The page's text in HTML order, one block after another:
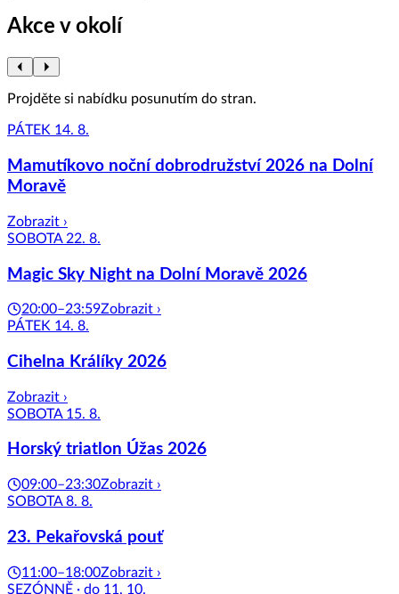
Akce v okolí
Projděte si nabídku posunutím do stran.
PÁTEK 14. 8.
Mamutíkovo noční dobrodružství 2026 na Dolní
Moravě
Zobrazit ›
SOBOTA 22. 8.
Magic Sky Night na Dolní Moravě 2026
20:00–23:59Zobrazit ›
PÁTEK 14. 8.
Cihelna Králíky 2026
Zobrazit ›
SOBOTA 15. 8.
Horský triatlon Úžas 2026
09:00–23:30Zobrazit ›
SOBOTA 8. 8.
23. Pekařovská pouť
11:00–18:00Zobrazit ›
SEZÓNNĚ · do 11. 10.